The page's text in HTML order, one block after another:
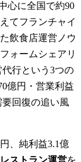
心に全国で約90
てフランチャイ
飲食店運営ノウ
ォームシェアリ
行という3つの
億円・営業利益
回復の追い風
、純利益3.1億
ストラン運営を